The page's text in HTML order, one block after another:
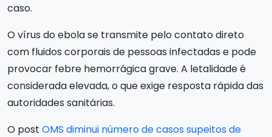
caso.
O vírus do ebola se transmite pelo contato direto
com fluidos corporais de pessoas infectadas e pode
provocar febre hemorrágica grave. A letalidade é
considerada elevada, o que exige resposta rápida das
autoridades sanitárias.
O post OMS diminui número de casos supeitos de